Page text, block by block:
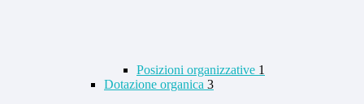
Posizioni organizzative 1
Dotazione organica 3